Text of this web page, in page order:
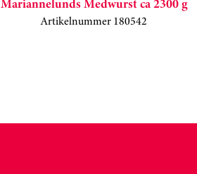
Artikelnummer 180542